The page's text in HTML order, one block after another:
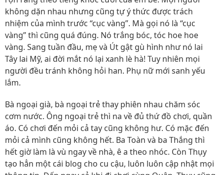
không dặn nhau nhưng cũng tự ý thức được trách
nhiệm của mình trước “cục vàng”. Mà gọi nó là “cục
vàng” thì cũng quá đúng. Nó trắng bóc, tóc hoe hoe
vàng. Sang tuần đầu, mẹ và Út gật gù hình như nó lai
Tây lai Mỹ, ai đời mắt nó lại xanh lè hà! Tuy nhiên mọi
người đều tránh không hỏi han. Phụ nữ mới sanh yếu
lắm.
Bà ngoại già, bà ngoại trẻ thay phiên nhau chăm sóc
cơm nước. Ông ngoại trẻ thì na về đủ thứ đồ chơi, quần
áo. Có chơi đến mỏi cả tay cũng không hư. Có mặc đến
mỏi cả mình cũng không hết. Ba Toàn và ba Thắng thì
hết giờ làm là vù ngay về nhà, ê a theo nhóc. Còn Thụy
tạo hẳn một cái blog cho cu cậu, luôn luôn cập nhật mọi